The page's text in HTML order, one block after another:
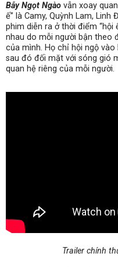
Bẫy Ngọt Ngào vẫn xoay
ế” là Camy, Quỳnh Lam, Linh
phim diễn ra ở thời điểm “hội
nhau do mỗi người bận theo
của mình. Họ chỉ hội ngộ
sau đó đối mặt với sóng gió
quan hệ riêng của mỗi người.
Trailer chính